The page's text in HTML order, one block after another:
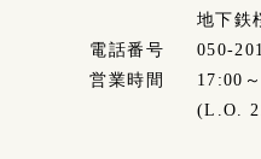
地下鉄
電話番号
050-
営業時間
17:00
(L.O.